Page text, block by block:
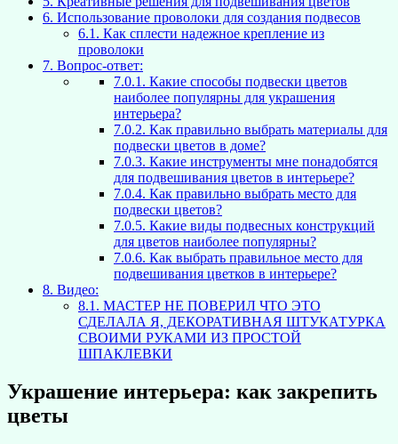
6. Использование проволоки для создания подвесов
6.1. Как сплести надежное крепление из
проволоки
7. Вопрос-ответ:
7.0.1. Какие способы подвески цветов
наиболее популярны для украшения
интерьера?
7.0.2. Как правильно выбрать материалы для
подвески цветов в доме?
7.0.3. Какие инструменты мне понадобятся
для подвешивания цветов в интерьере?
7.0.4. Как правильно выбрать место для
подвески цветов?
7.0.5. Какие виды подвесных конструкций
для цветов наиболее популярны?
7.0.6. Как выбрать правильное место для
подвешивания цветков в интерьере?
8. Видео:
8.1. МАСТЕР НЕ ПОВЕРИЛ ЧТО ЭТО
СДЕЛАЛА Я, ДЕКОРАТИВНАЯ ШТУКАТУРКА
СВОИМИ РУКАМИ ИЗ ПРОСТОЙ
ШПАКЛЕВКИ
Украшение интерьера: как закрепить
цветы